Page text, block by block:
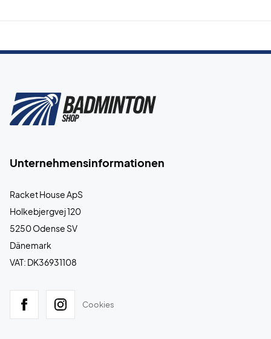
Unternehmensinformationen
Racket House ApS
Holkebjergvej 120
5250 Odense SV
Dänemark
VAT: DK36931108
Cookies